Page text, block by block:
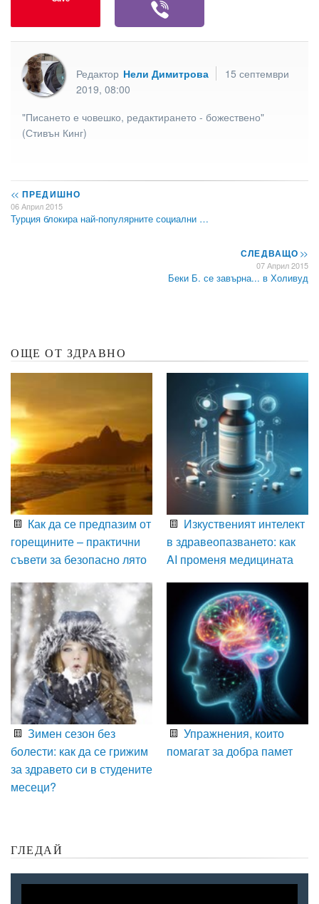
Редактор Нели Димитрова
15 септември
2019, 08:00
"Писането е човешко, редактирането - божествено"
(Стивън Кинг)
<< ПРЕДИШНО
06 Април 2015
Турция блокира най-популярните социални …
СЛЕДВАЩО>>
07 Април 2015
Беки Б. се завърна... в Холивуд
ОЩЕ ОТ ЗДРАВНО
Как да се предпазим от
горещините – практични
съвети за безопасно лято
Изкуственият интелект
в здравеопазването: как
AI променя медицината
Зимен сезон без
болести: как да се грижим
за здравето си в студените
месеци?
Упражнения, които
помагат за добра памет
ГЛЕДАЙ